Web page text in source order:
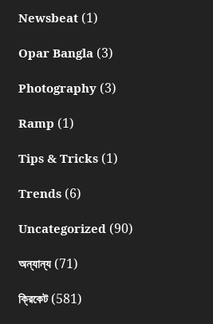
Newsbeat(1)
Opar Bangla(3)
Photography(3)
Ramp (1)
Tips & Tricks(1)
Trends(6)
Uncategorized(90)
অন্যান্য(71)
ক্রিকেট(581)